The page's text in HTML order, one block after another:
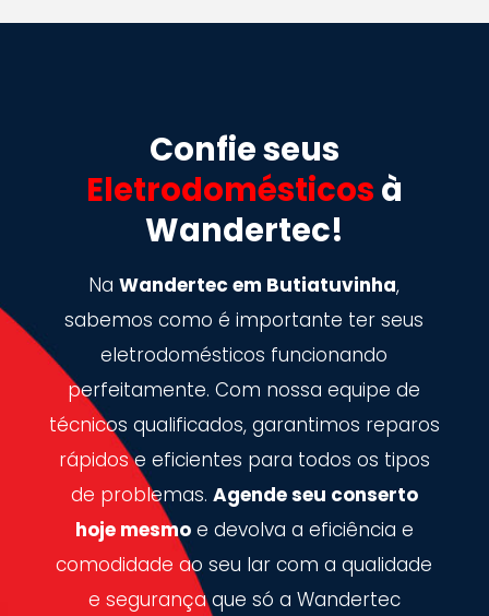
Confie seus
Eletrodomésticos à
Wandertec!
NaWandertec em Butiatuvinha,
sabemos como é importante ter seus
eletrodomésticos funcionando
perfeitamente. Com nossa equipe de
técnicos qualificados, garantimos reparos
rápidos e eficientes para todos os tipos
de problemas. Agende seu conserto
hoje mesmoe devolva a eficiência e
comodidade ao seu lar com a qualidade
e segurança que só a Wandertec